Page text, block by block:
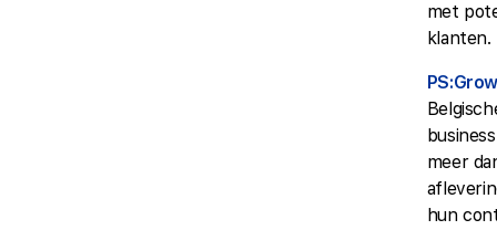
met
klanten.
meer
hun